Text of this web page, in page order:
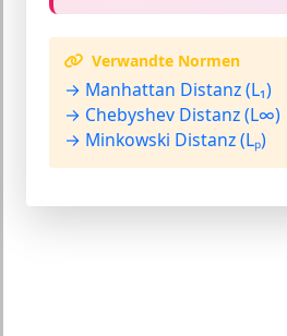
Verwandte Normen
→ Manhattan Distanz (L₁)
→ Chebyshev Distanz (L∞)
→ Minkowski Distanz (Lₚ)